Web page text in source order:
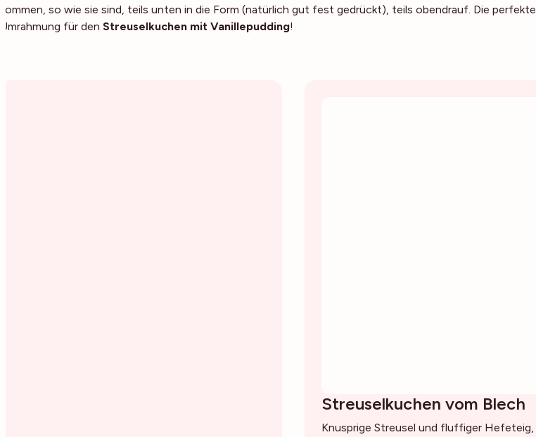
kommen, so wie sie sind, teils unten in die Form (natürlich gut fest gedrückt), teils obendrauf. Die perfekte
Umrahmung für den Streuselkuchen mit Vanillepudding!
Streuselkuchen vom Blech
Knusprige Streusel und fluffiger Hefeteig,